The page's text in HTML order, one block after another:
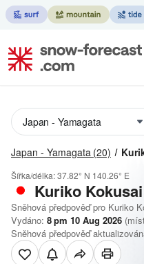
Japan - Yamagata (20)
Šířka/délka:37.82° N 140.26° E
Kuriko Kokusai
Sněhová předpověď pro Kuriko
Vydáno: 8 pm 10 Aug 2026
Sněhová předpověď